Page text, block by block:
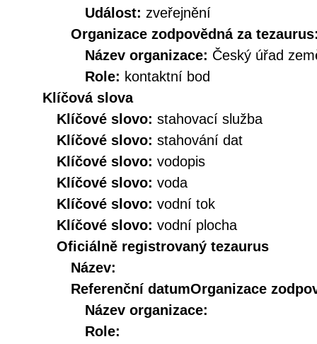
Událost: zveřejnění
Organizace zodpovědná za
Název organizace: Český úřad
Role: kontaktní bod
Klíčová slova
Klíčové slovo: stahovací služba
Klíčové slovo: stahování dat
Klíčové slovo: vodopis
Klíčové slovo: voda
Klíčové slovo: vodní tok
Klíčové slovo: vodní plocha
Oficiálně registrovaný tezaurus
Název:
Referenční datumOrganizace
Název organizace:
Role: